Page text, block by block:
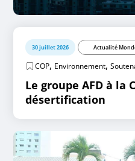
30 juillet 2026 Actualité
COP, Environnement,
Le groupe AFD à la
désertification